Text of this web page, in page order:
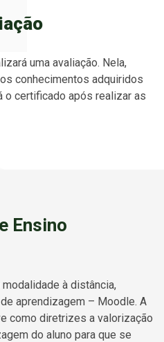
uma avaliação. Nela,
conhecimentos adquiridos
o certificado após realizar as
Ensino
à distância,
aprendizagem – Moodle. A
como diretrizes a valorização
do aluno para que se